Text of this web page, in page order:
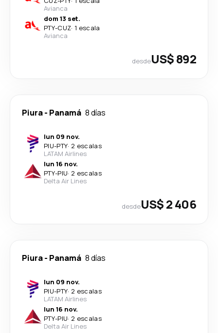
Avianca
dom 13 set.
PTY-CUZ· 1 escala
Avianca
desdeUS$ 892
Piura- Panamá 8 días
lun 09 nov.
PIU-PTY· 2 escalas
LATAM Airlines
lun 16 nov.
PTY-PIU· 2 escalas
Delta Air Lines
desdeUS$ 2 406
Piura- Panamá 8 días
lun 09 nov.
PIU-PTY· 2 escalas
LATAM Airlines
lun 16 nov.
PTY-PIU· 2 escalas
Delta Air Lines